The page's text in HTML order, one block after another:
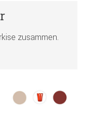
zusammen.